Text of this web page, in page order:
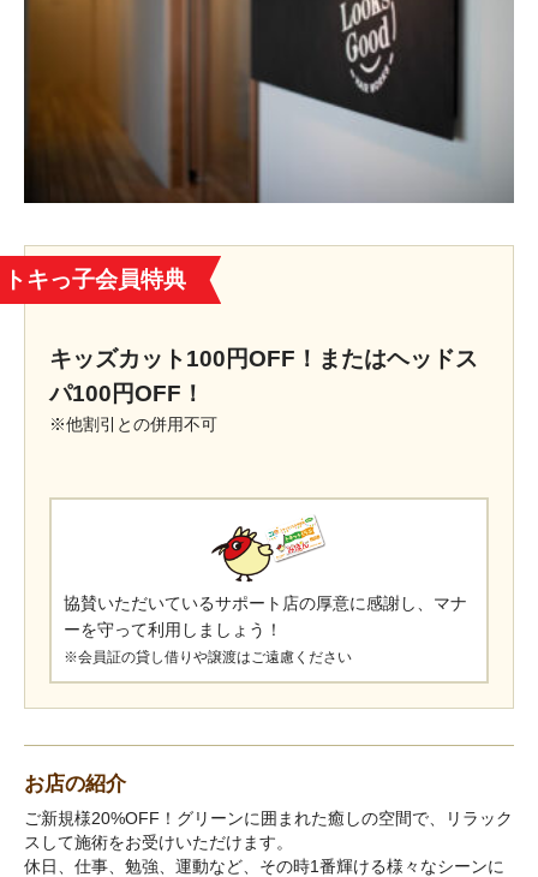
トキっ子会員特典
キッズカット100円OFF！またはヘッドス
パ100円OFF！
※他割引との併用不可
協賛いただいているサポート店の厚意に感謝し、マナ
ーを守って利用しましょう！
※会員証の貸し借りや譲渡はご遠慮ください
お店の紹介
ご新規様20%OFF！グリーンに囲まれた癒しの空間で、リラック
スして施術をお受けいただけます。
休日、仕事、勉強、運動など、その時1番輝ける様々なシーンに